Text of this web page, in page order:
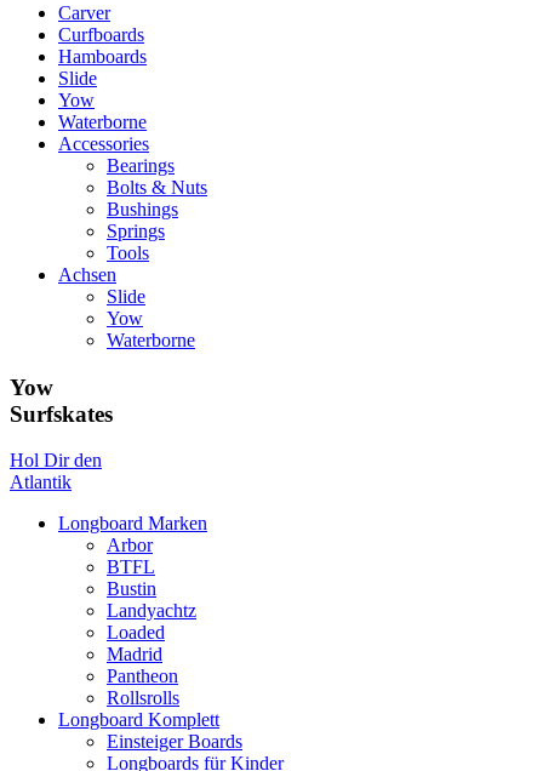
Carver
Curfboards
Hamboards
Slide
Yow
Waterborne
Accessories
Bearings
Bolts & Nuts
Bushings
Springs
Tools
Achsen
Slide
Yow
Waterborne
Yow
Surfskates
Hol Dir den
Atlantik
Longboard Marken
Arbor
BTFL
Bustin
Landyachtz
Loaded
Madrid
Pantheon
Rollsrolls
Longboard Komplett
Einsteiger Boards
Longboards für Kinder